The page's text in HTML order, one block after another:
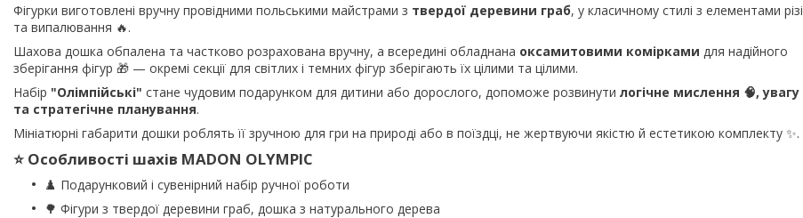
Фігурки виготовлені вручну провідними польськими майстрами з твердої деревини граб, у класичному стилі з елементами різі
та випалювання 🔥.
Шахова дошка обпалена та частково розрахована вручну, а всередині обладнана оксамитовими комірками для надійного
зберігання фігур 🎁 — окремі секції для світлих і темних фігур зберігають їх цілими та цілими.
Набір "Олімпійські" стане чудовим подарунком для дитини або дорослого, допоможе розвинути логічне мислення 🧠, увагу
та стратегічне планування.
Мініатюрні габарити дошки роблять її зручною для гри на природі або в поїздці, не жертвуючи якістю й естетикою комплекту ✨.
⭐ Особливості шахів MADON OLYMPIC
♟️ Подарунковий і сувенірний набір ручної роботи
🌳 Фігури з твердої деревини граб, дошка з натурального дерева